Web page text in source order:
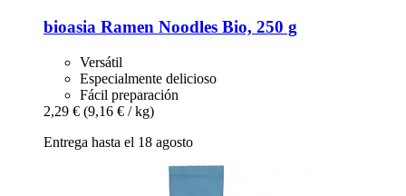
bioasia Ramen Noodles Bio, 250 g
Versátil
Especialmente delicioso
Fácil preparación
2,29 € (9,16 € / kg)
Entrega hasta el 18 agosto